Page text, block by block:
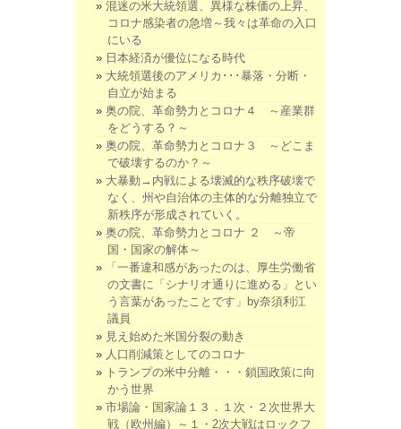
混迷の米大統領選、異様な株価の上昇、
コロナ感染者の急増～我々は革命の入口
にいる
日本経済が優位になる時代
大統領選後のアメリカ･･･暴落・分断・
自立が始まる
奥の院、革命勢力とコロナ４ ～産業群
をどうする？～
奥の院、革命勢力とコロナ３ ～どこま
で破壊するのか？～
大暴動→内戦による壊滅的な秩序破壊で
なく、州や自治体の主体的な分離独立で
新秩序が形成されていく。
奥の院、革命勢力とコロナ ２ ～帝
国・国家の解体～
「一番違和感があったのは、厚生労働省
の文書に「シナリオ通りに進める」とい
う言葉があったことです」by奈須利江
議員
見え始めた米国分裂の動き
人口削減策としてのコロナ
トランプの米中分離・・・鎖国政策に向
かう世界
市場論・国家論１３．１次・２次世界大
戦（欧州編）～１・2次大戦はロックフ